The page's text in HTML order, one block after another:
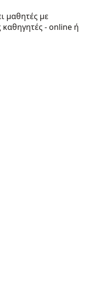
μαθητές με
καθηγητές - online ή